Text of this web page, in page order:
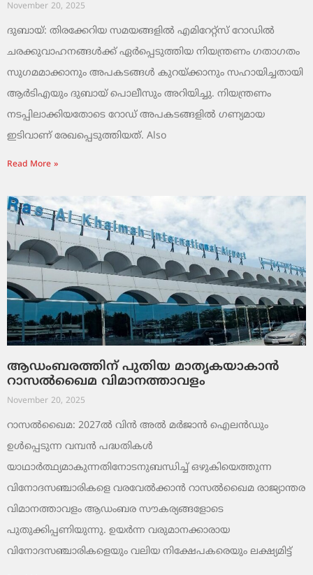
November 20, 2025
ദുബായ്: തിരക്കേറിയ സമയങ്ങളിൽ എമിറേറ്റ്സ് റോഡിൽ
ചരക്കുവാഹനങ്ങൾക്ക് ഏർപ്പെടുത്തിയ നിയന്ത്രണം ഗതാഗതം
സുഗമമാക്കാനും അപകടങ്ങൾ കുറയ്ക്കാനും സഹായിച്ചതായി
ആർടിഎയും ദുബായ് പൊലീസും അറിയിച്ചു. നിയന്ത്രണം
നടപ്പിലാക്കിയതോടെ റോഡ് അപകടങ്ങളിൽ ഗണ്യമായ
ഇടിവാണ് രേഖപ്പെടുത്തിയത്. Also
Read More »
ആഡംബരത്തിന് പുതിയ മാതൃകയാകാൻ
റാസൽഖൈമ വിമാനത്താവളം
November 20, 2025
റാസൽഖൈമ: 2027ൽ വിൻ അൽ മർജാൻ ഐലൻഡും
ഉൾപ്പെടുന്ന വമ്പൻ പദ്ധതികൾ
യാഥാർത്ഥ്യമാകുന്നതിനോടനുബന്ധിച്ച് ഒഴുകിയെത്തുന്ന
വിനോദസഞ്ചാരികളെ വരവേൽക്കാൻ റാസൽഖൈമ രാജ്യാന്തര
വിമാനത്താവളം ആഡംബര സൗകര്യങ്ങളോടെ
പുതുക്കിപ്പണിയുന്നു. ഉയർന്ന വരുമാനക്കാരായ
വിനോദസഞ്ചാരികളെയും വലിയ നിക്ഷേപകരെയും ലക്ഷ്യമിട്ട്